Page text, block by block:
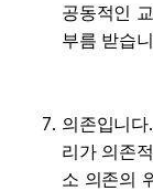
공동적인
부름 받습
의존입니
리가 의존
소 의존의